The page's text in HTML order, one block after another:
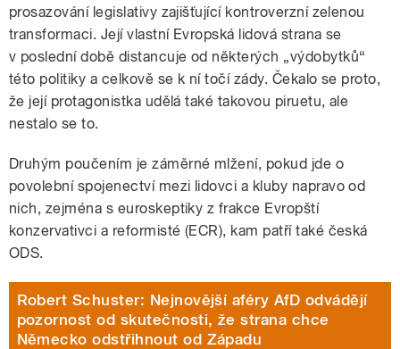
prosazování legislativy zajišťující kontroverzní zelenou
transformaci. Její vlastní Evropská lidová strana se
v poslední době distancuje od některých „výdobytků“
této politiky a celkově se k ní točí zády. Čekalo se proto,
že její protagonistka udělá také takovou piruetu, ale
nestalo se to.
Druhým poučením je záměrné mlžení, pokud jde o
povolební spojenectví mezi lidovci a kluby napravo od
nich, zejména s euroskeptiky z frakce Evropští
konzervativci a reformisté (ECR), kam patří také česká
ODS.
Robert Schuster: Nejnovější aféry AfD odvádějí
pozornost od skutečnosti, že strana chce
Německo odstřihnout od Západu